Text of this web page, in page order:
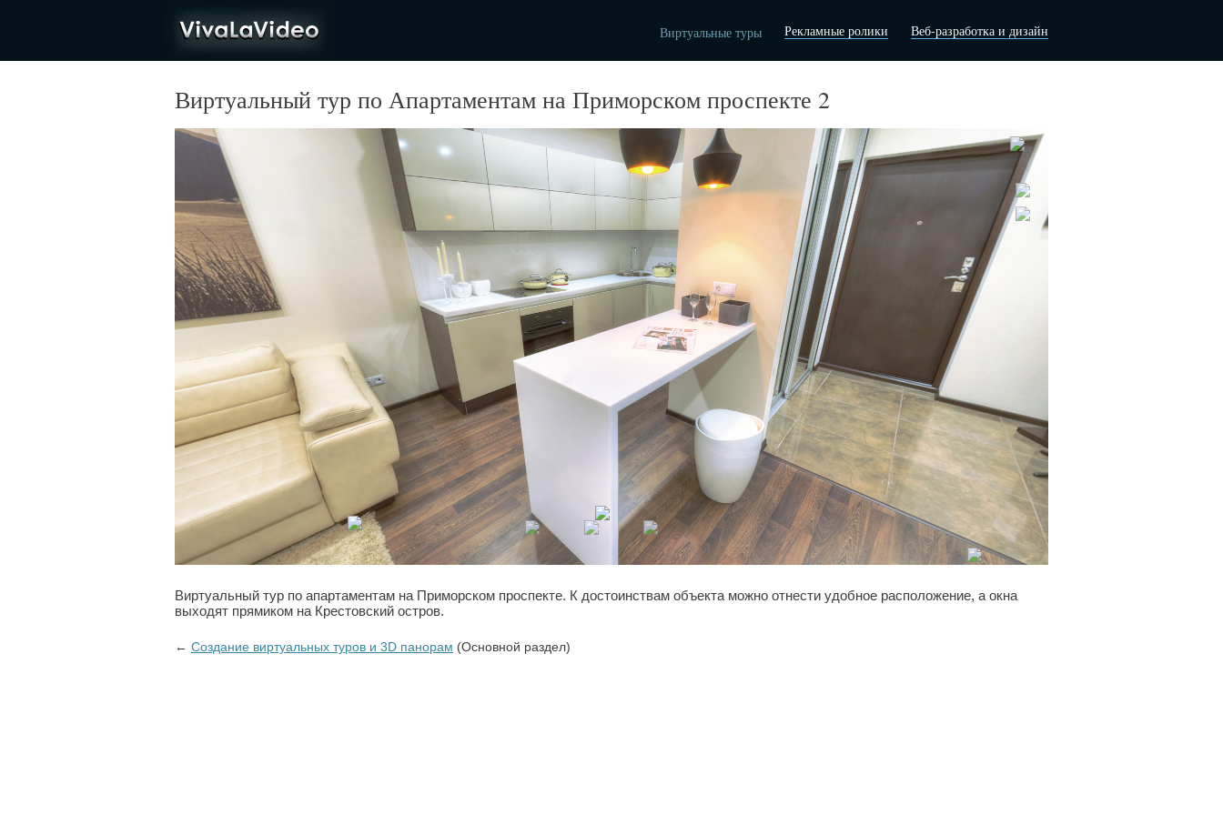
VivaLaVideo Виртуальные туры Рекламные ролики Веб-разработка и дизайн
Виртуальный тур по Апартаментам на Приморском проспекте 2
Виртуальный тур по апартаментам на Приморском проспекте. К достоинствам объекта можно отнести удобное расположение, а окна
выходят прямиком на Крестовский остров.
← Создание виртуальных туров и 3D панорам (Основной раздел)